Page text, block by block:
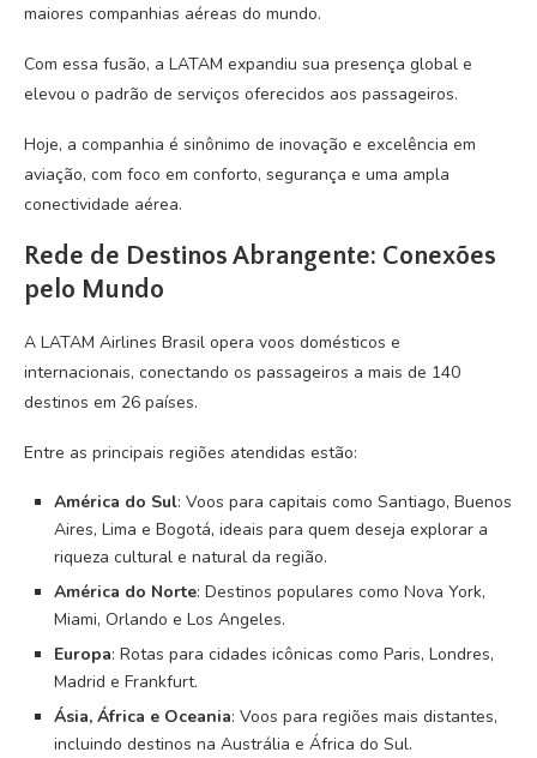
maiores companhias aéreas do mundo.
Com essa fusão, a LATAM expandiu sua presença global e
elevou o padrão de serviços oferecidos aos passageiros.
Hoje, a companhia é sinônimo de inovação e excelência em
aviação, com foco em conforto, segurança e uma ampla
conectividade aérea.
Rede de Destinos Abrangente: Conexões
pelo Mundo
A LATAM Airlines Brasil opera voos domésticos e
internacionais, conectando os passageiros a mais de 140
destinos em 26 países.
Entre as principais regiões atendidas estão:
América do Sul: Voos para capitais como Santiago, Buenos
Aires, Lima e Bogotá, ideais para quem deseja explorar a
riqueza cultural e natural da região.
América do Norte: Destinos populares como Nova York,
Miami, Orlando e Los Angeles.
Europa: Rotas para cidades icônicas como Paris, Londres,
Madrid e Frankfurt.
Ásia, África e Oceania: Voos para regiões mais distantes,
incluindo destinos na Austrália e África do Sul.